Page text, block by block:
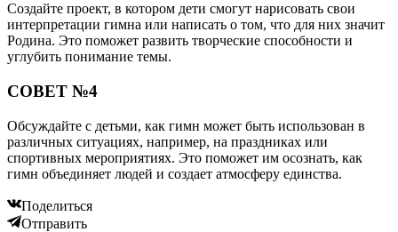
Создайте проект, в котором дети смогут нарисовать свои
интерпретации гимна или написать о том, что для них значит
Родина. Это поможет развить творческие способности и
углубить понимание темы.
СОВЕТ №4
Обсуждайте с детьми, как гимн может быть использован в
различных ситуациях, например, на праздниках или
спортивных мероприятиях. Это поможет им осознать, как
гимн объединяет людей и создает атмосферу единства.
Поделиться
Отправить